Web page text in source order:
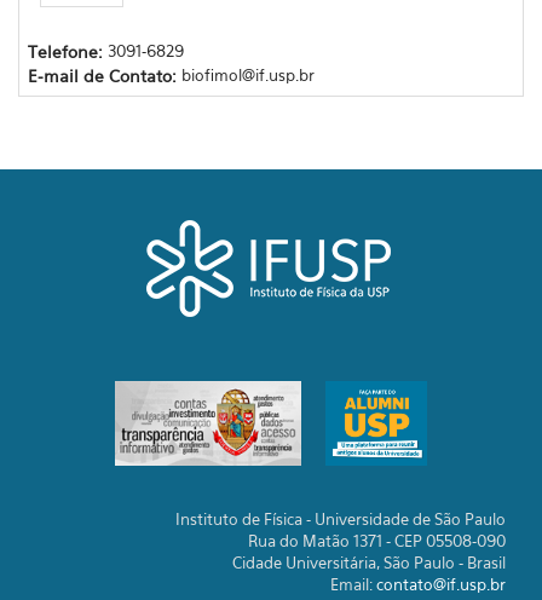
Telefone: 3091-6829
E-mail de Contato: biofimol@if.usp.br
Instituto de Física - Universidade de São Paulo
Rua do Matão 1371 - CEP 05508-090
Cidade Universitária, São Paulo - Brasil
Email:contato@if.usp.br